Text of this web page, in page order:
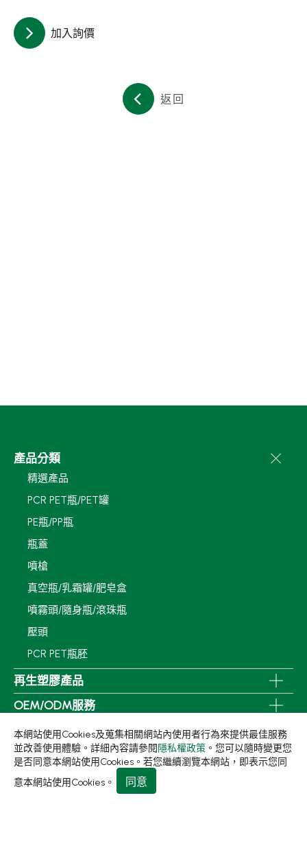
加入詢價
返回
產品分類
精選產品
PCR PET瓶/PET罐
PE瓶/PP瓶
瓶蓋
噴槍
真空瓶/乳霜罐/肥皂盒
噴霧頭/隨身瓶/滾珠瓶
壓頭
PCR PET瓶胚
再生塑膠產品
OEM/ODM服務
應用領域
永續發展
新聞中心
繁體中文
本網站使用Cookies及蒐集相關網站內使用者行為來提供最佳服務
並改善使用體驗。詳細內容請參閱 隱私權政策 。您可以隨時變更您
是否同意本網站使用Cookies。若您繼續瀏覽本網站，即表示您同
意本網站使用Cookies。
同意